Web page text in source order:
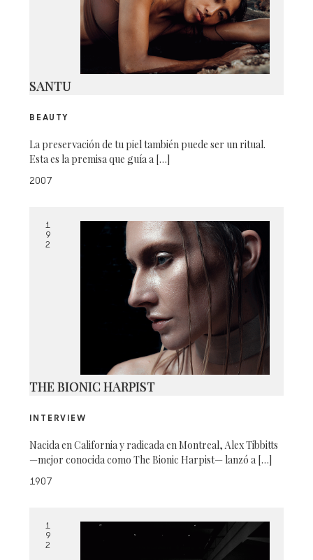
SANTU
BEAUTY
La preservación de tu piel también puede ser un ritual.
Esta es la premisa que guía a […]
2007
1
9
2
THE BIONIC HARPIST
INTERVIEW
Nacida en California y radicada en Montreal, Alex Tibbitts
—mejor conocida como The Bionic Harpist— lanzó a […]
1907
1
9
2